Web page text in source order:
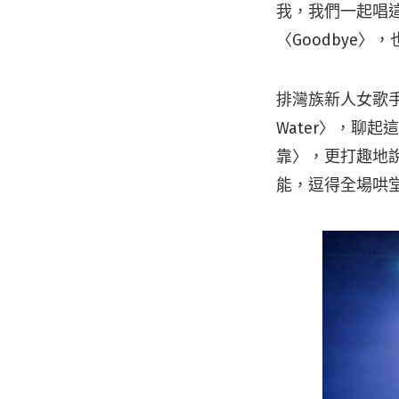
我，我們一起唱
〈Goodbye〉，
排灣族新人女歌
Water〉，聊起
靠〉，更打趣地
能，逗得全場哄